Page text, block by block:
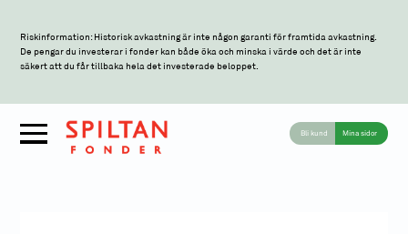
Riskinformation: Historisk avkastning är inte någon garanti för framtida avkastning.
De pengar du investerar i fonder kan både öka och minska i värde och det är inte
säkert att du får tillbaka hela det investerade beloppet.
Bli kund Mina sidor